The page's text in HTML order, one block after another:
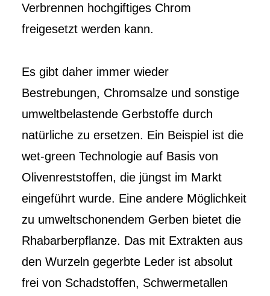
Verbrennen hochgiftiges Chrom
freigesetzt werden kann.
Es gibt daher immer wieder
Bestrebungen, Chromsalze und sonstige
umweltbelastende Gerbstoffe durch
natürliche zu ersetzen. Ein Beispiel ist die
wet-green Technologie auf Basis von
Olivenreststoffen, die jüngst im Markt
eingeführt wurde. Eine andere Möglichkeit
zu umweltschonendem Gerben bietet die
Rhabarberpflanze. Das mit Extrakten aus
den Wurzeln gegerbte Leder ist absolut
frei von Schadstoffen, Schwermetallen